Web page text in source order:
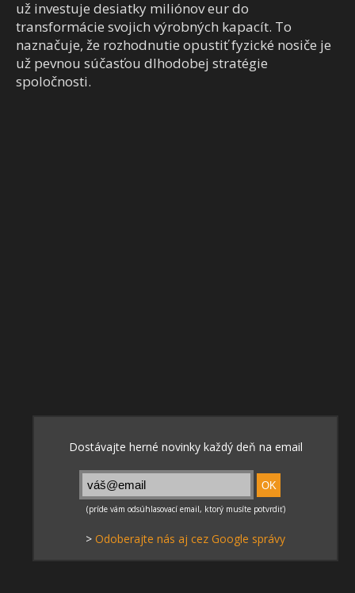
už investuje desiatky miliónov eur do
transformácie svojich výrobných kapacít. To
naznačuje, že rozhodnutie opustiť fyzické nosiče je
už pevnou súčasťou dlhodobej stratégie
spoločnosti.
> Odoberajte nás aj cez Google správy